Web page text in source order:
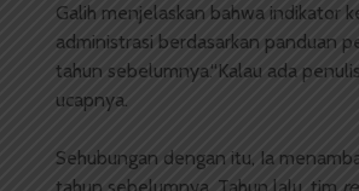
Galih menjelaskan bahwa indikator
administrasi berdasarkan panduan
tahun sebelumnya.“Kalau ada
ucapnya.
Sehubungan dengan itu, Ia